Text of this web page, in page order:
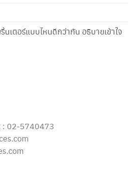
เตอร์แบบไหนดีกว่ากัน อธิบายเข้าใจ
: 02-5740473